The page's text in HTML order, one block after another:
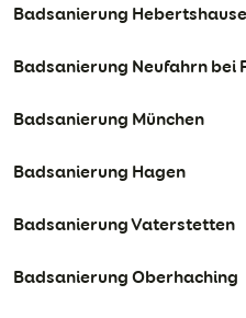
Badsanierung
Badsanierung Neufahrn bei
Badsanierung München
Badsanierung Hagen
Badsanierung Vaterstetten
Badsanierung Oberhaching